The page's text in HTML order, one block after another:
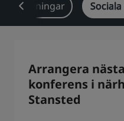
Park Plaza
Prize by Radisson
Besök vår blogg
Arrangera
konferens i
Stansted